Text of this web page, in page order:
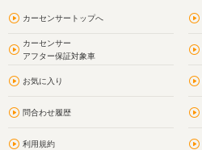
カーセンサートップへ
カーセンサー
アフター保証対象車
お気に入り
問合わせ履歴
利用規約